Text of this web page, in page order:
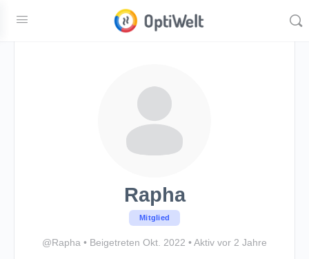
Rapha
Mitglied
@Rapha • Beigetreten Okt. 2022 • Aktiv vor 2 Jahre